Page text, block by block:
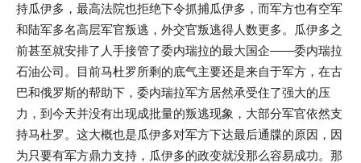
持瓜伊多，最高法院也拒绝下令抓捕瓜伊多，而军方也有空军
和陆军多名高层军官叛逃，外交官叛逃得人数更多。瓜伊多之
前甚至就安排了人手接管了委内瑞拉的最大国企——委内瑞拉
石油公司。目前马杜罗所剩的底气主要还是来自于军方，在古
巴和俄罗斯的帮助下，委内瑞拉军方居然承受住了强大的压
力，到今天并没有出现成批量的叛逃现象，大部分军官依然支
持马杜罗。这大概也是瓜伊多对军方下达最后通牒的原因，因
为只要有军方鼎力支持，瓜伊多的政变就没那么容易成功。那